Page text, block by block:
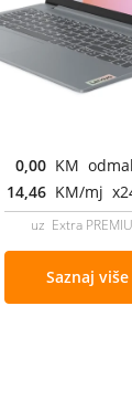
0,00 KM
14,46 KM/mj
uz Extra
Saznaj više